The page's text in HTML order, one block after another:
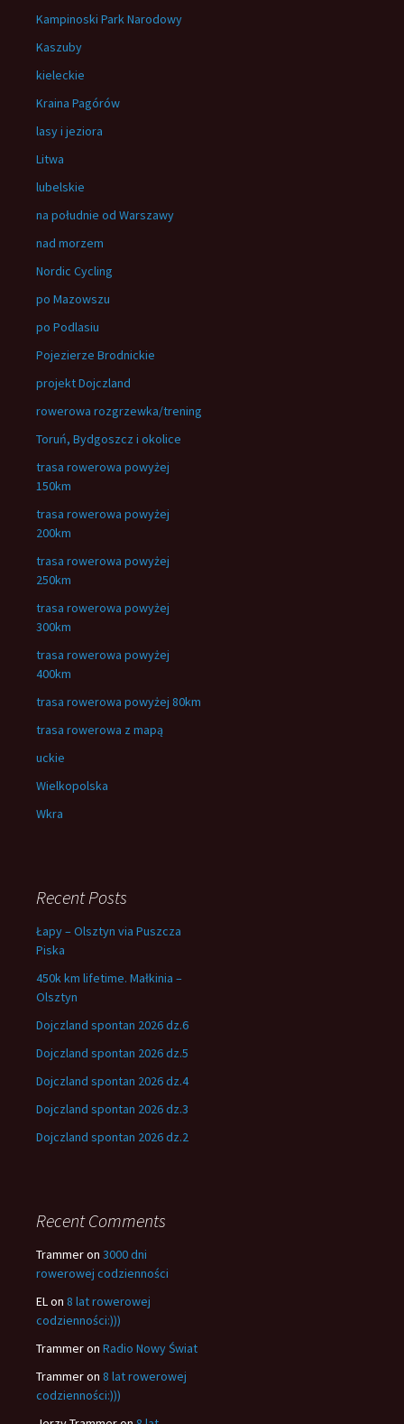
Kampinoski Park Narodowy
Kaszuby
kieleckie
Kraina Pagórów
lasy i jeziora
Litwa
lubelskie
na południe od Warszawy
nad morzem
Nordic Cycling
po Mazowszu
po Podlasiu
Pojezierze Brodnickie
projekt Dojczland
rowerowa rozgrzewka/trening
Toruń, Bydgoszcz i okolice
trasa rowerowa powyżej
150km
trasa rowerowa powyżej
200km
trasa rowerowa powyżej
250km
trasa rowerowa powyżej
300km
trasa rowerowa powyżej
400km
trasa rowerowa powyżej 80km
trasa rowerowa z mapą
uckie
Wielkopolska
Wkra
Recent Posts
Łapy – Olsztyn via Puszcza
Piska
450k km lifetime. Małkinia –
Olsztyn
Dojczland spontan 2026 dz.6
Dojczland spontan 2026 dz.5
Dojczland spontan 2026 dz.4
Dojczland spontan 2026 dz.3
Dojczland spontan 2026 dz.2
Recent Comments
Trammeron 3000 dni
rowerowej codzienności
ELon 8 lat rowerowej
codzienności:)))
Trammeron Radio Nowy Świat
Trammeron 8 lat rowerowej
codzienności:)))